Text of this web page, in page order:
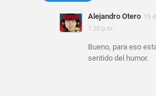
Alejandro Otero 15
1:30 p.m.
Bueno, para eso
sentido del humor.